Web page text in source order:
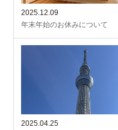
2025.12.09
年末年始のお休みについて
2025.04.25